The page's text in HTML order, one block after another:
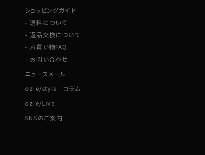
ショッピングガイド
送料について
返品交換について
お買い物FAQ
お問い合わせ
ニュースメール
ozie/style コラム
ozie/Live
SNSのご案内